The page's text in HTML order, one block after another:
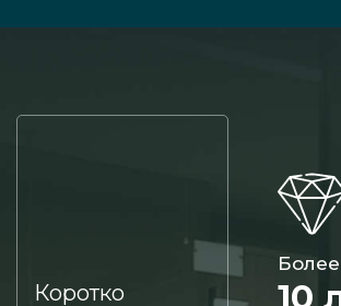
Коротко
Более
10